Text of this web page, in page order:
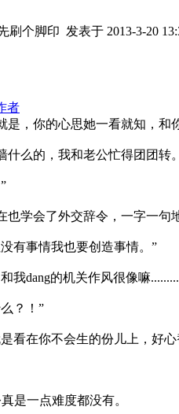
刷个脚印 发表于 2013-3-20
者
，你的心思她一看就知，和
么的，我和老公忙得团团转
学会了外交辞令，一字一
有事情我也要创造事情。”
我dang的机关作风很像嘛
？！”
看在你不会生的份儿上，好心
是一点难度都没有。